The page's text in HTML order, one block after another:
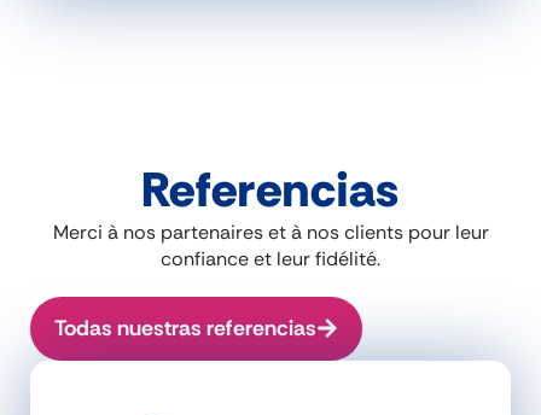
Referencias
Merci à nos partenaires et à nos clients pour leur
confiance et leur fidélité.
Todas nuestras referencias